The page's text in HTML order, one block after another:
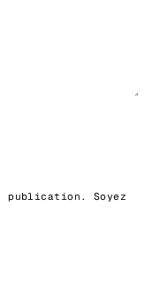
publication. Soyez